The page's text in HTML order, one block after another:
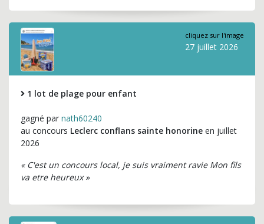
cliquez sur l'image
27 juillet 2026
1 lot de plage pour enfant
gagné par nath60240
au concours Leclerc conflans sainte honorine en juillet
2026
« C'est un concours local, je suis vraiment ravie Mon fils
va etre heureux »